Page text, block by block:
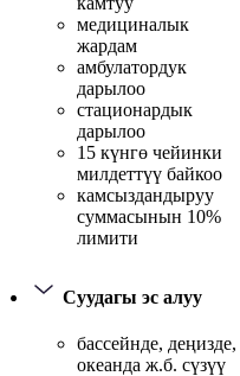
медициналык
жардам
амбулатордук
дарылоо
стационардык
дарылоо
15 күнгө чейинки
милдеттүү байкоо
камсыздандыруу
суммасынын 10%
лимити
Суудагы эс алуу
бассейнде, деңизде,
океанда ж.б. сүзүү